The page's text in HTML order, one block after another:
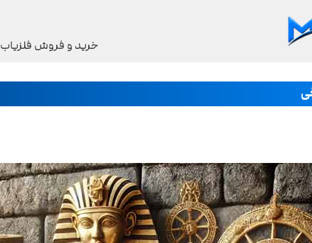
خرید و فروش فلزیاب